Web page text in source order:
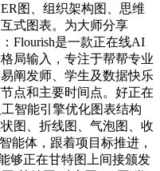
图、组织架构图、思维
式图表。为大师分享
Flourish是一款正在线AI
局输入，专注于帮帮专业
阐发师、学生及数据快乐
点和主要时间点。好正在
智能引擎优化图表结构
图、折线图、气泡图、收
能体，跟着项目标推进，
够正在甘特图上间接颁发